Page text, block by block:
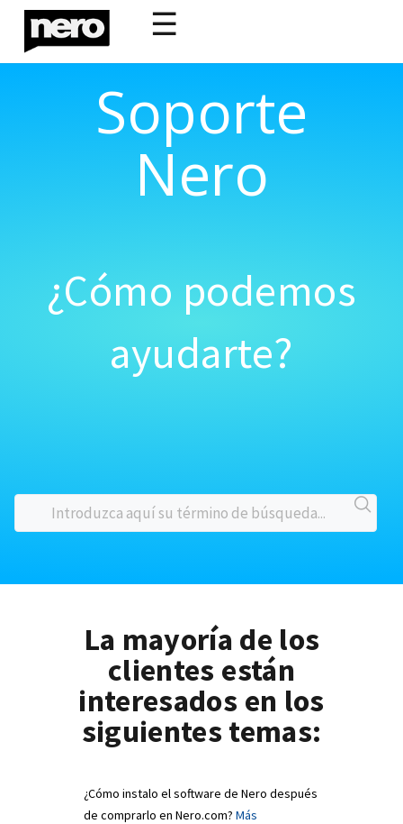
☰
Soporte
Nero
¿Cómo podemos
ayudarte?
La mayoría de los
clientes están
interesados en los
siguientes temas:
¿Cómo instalo el software de Nero después
de comprarlo en Nero.com? Más